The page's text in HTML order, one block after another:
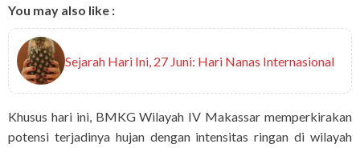
You may also like :
Sejarah Hari Ini, 27 Juni: Hari Nanas Internasional
Khusus hari ini, BMKG Wilayah IV Makassar memperkirakan
potensi terjadinya hujan dengan intensitas ringan di wilayah